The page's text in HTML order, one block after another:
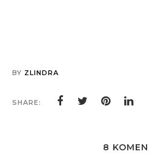
BY ZLINDRA
SHARE:
8